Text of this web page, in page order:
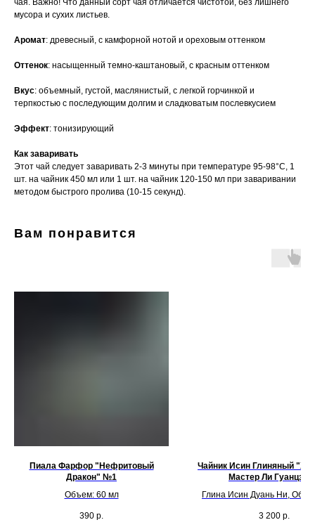
чая. Важно! Что данный сорт чая отличается чистотой, без лишнего
мусора и сухих листьев.
Аромат: древесный, с камфорной нотой и ореховым оттенком
Оттенок: насыщенный темно-каштановый, с красным оттенком
Вкус: объемный, густой, маслянистый, с легкой горчинкой и
терпкостью с последующим долгим и сладковатым послевкусием
Эффект: тонизирующий
Как заваривать
Этот чай следует заваривать 2-3 минуты при температуре 95-98°С, 1
шт. на чайник 450 мл или 1 шт. на чайник 120-150 мл при заваривании
методом быстрого пролива (10-15 секунд).
Вам понравится
Пиала Фарфор "Нефритовый
Дракон" №1
Объем: 60 мл
390 р.
Чайник Исин Глиняный
Мастер Ли
Глина Исин Дуань Ни,
3 200 р.